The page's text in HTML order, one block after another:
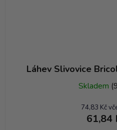
Láhev Slivovice
Skladem
74,83 Kč
61,84